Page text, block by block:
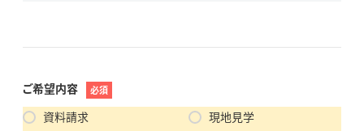
ご希望内容 必須
資料請求
現地見学